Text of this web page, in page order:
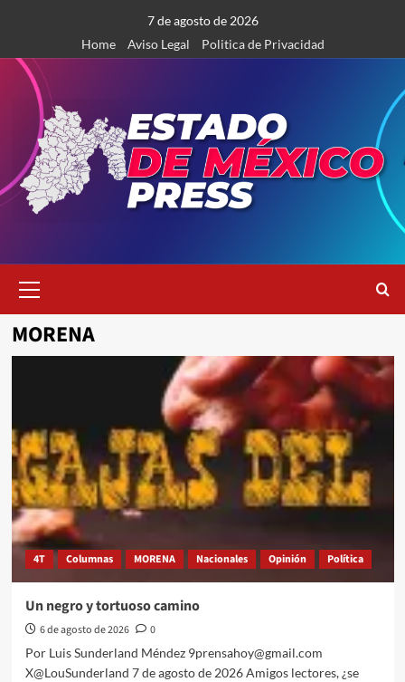
contenido
7 de agosto de 2026
Home
Aviso Legal Politica de Privacidad
primario
MORENA
4T Columnas MORENA Nacionales Opinión Política
Un negro y tortuoso camino
6 de agosto de 2026
0
Por Luis Sunderland Méndez 9prensahoy@gmail.com
X@LouSunderland 7 de agosto de 2026 Amigos lectores, ¿se